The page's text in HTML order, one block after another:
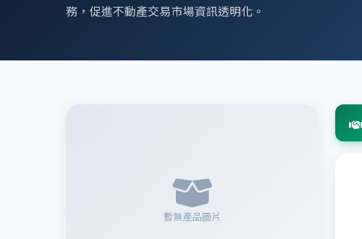
務，促進不動產交易市場資訊透明化。
暫無產品圖片